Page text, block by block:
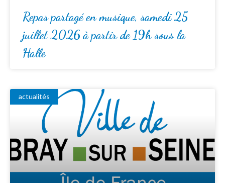
Repas partagé en musique, samedi 25
juillet 2026 à partir de 19h sous la
Halle
actualités